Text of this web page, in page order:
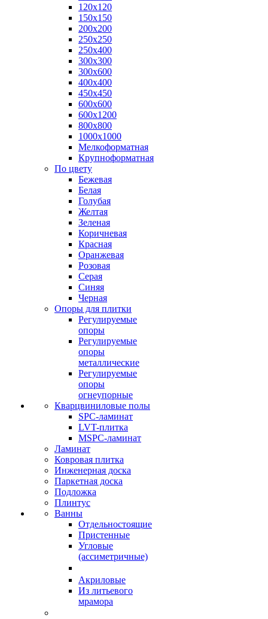
120х120
150х150
200х200
250х250
250х400
300х300
300х600
400х400
450х450
600х600
600х1200
800х800
1000х1000
Мелкоформатная
Крупноформатная
По цвету
Бежевая
Белая
Голубая
Желтая
Зеленая
Коричневая
Красная
Оранжевая
Розовая
Серая
Синяя
Черная
Опоры для плитки
Регулируемые
опоры
Регулируемые
опоры
металлические
Регулируемые
опоры
огнеупорные
Кварцвиниловые полы
SPC-ламинат
LVT-плитка
MSPC-ламинат
Ламинат
Ковровая плитка
Инженерная доска
Паркетная доска
Подложка
Плинтус
Ванны
Отдельностоящие
Пристенные
Угловые
(ассиметричные)
Акриловые
Из литьевого
мрамора